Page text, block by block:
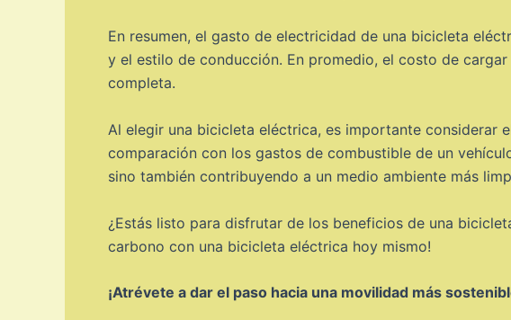
En resumen, el gasto de electricidad de una bicicleta
y el estilo de conducción. En promedio, el costo de
completa.
Al elegir una bicicleta eléctrica, es importante
comparación con los gastos de combustible de un
sino también contribuyendo a un medio ambiente más
¿Estás listo para disfrutar de los beneficios de una
carbono con una bicicleta eléctrica hoy mismo!
¡Atrévete a dar el paso hacia una movilidad más